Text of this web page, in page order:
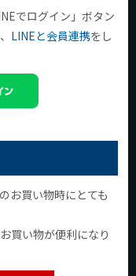
でログイン」ボタン
LINEと会員連携をし
お買い物時にとても
買い物が便利になり